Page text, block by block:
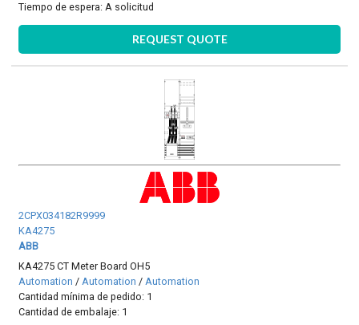
Tiempo de espera:A solicitud
REQUEST QUOTE
2CPX034182R9999
KA4275
ABB
KA4275 CT Meter Board OH5
Automation /Automation /Automation
Cantidad mínima de pedido: 1
Cantidad de embalaje: 1